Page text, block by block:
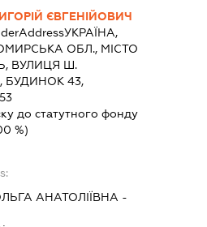
ЄВГЕНІЙОВИЧ
УКРАЇНА,
ОБЛ., МІСТО
ВУЛИЦЯ Ш.
БУДИНОК 43,
до статутного фонду
%)
АНАТОЛІЇВНА -